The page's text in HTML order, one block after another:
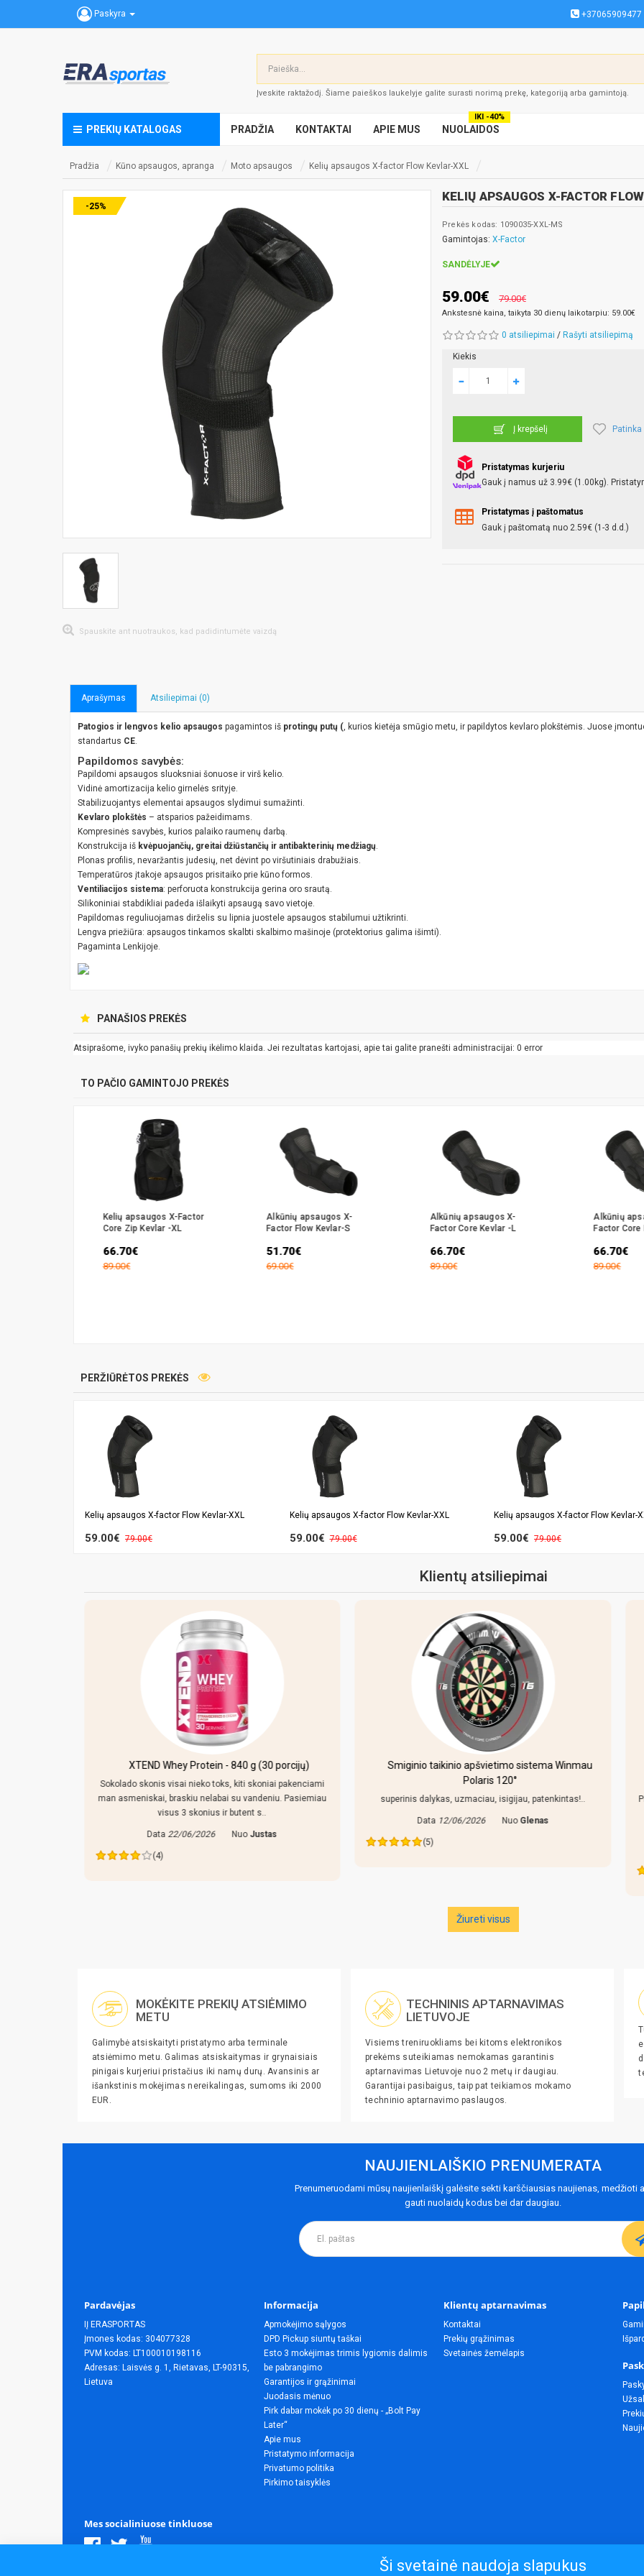
Paskyra +37065909477
Įveskite raktažodį. Šiame paieškos laukelyje galite surasti norimą prekę, kategoriją arba gamintoją.
PREKIŲ KATALOGAS PRADŽIA KONTAKTAI APIE MUS NUOLAIDOS
IKI -40%
Pradžia Kūno apsaugos, apranga Moto apsaugos Kelių apsaugos X-factor Flow Kevlar-XXL
-25%
Spauskite ant nuotraukos, kad padidintumėte vaizdą
KELIŲ APSAUGOS X-FACTOR
Prekės kodas: 1090035-XXL-MS
Gamintojas: X-Factor
SANDĖLYJE
59.00€ 79.00€
Ankstesnė kaina, taikyta 30 dienų laikotarpiu: 59.00€
0 atsiliepimai / Rašyti atsiliepimą
Kiekis
Į krepšelį Patinka
Pristatymas kurjeriu
Gauk į namus už 3.99€ (1.00kg).
Pristatymas į paštomatus
Gauk į paštomatą nuo 2.59€ (1-3 d.d.)
Aprašymas Atsiliepimai (0)
Patogios ir lengvos kelio apsaugos pagamintos iš protingų putų (, kurios kietėja smūgio metu, ir papildytos kevlaro plokštėmis. Juose
standartus CE.
Papildomos savybės:
Papildomi apsaugos sluoksniai šonuose ir virš kelio.
Vidinė amortizacija kelio girnelės srityje.
Stabilizuojantys elementai apsaugos slydimui sumažinti.
Kevlaro plokštės – atsparios pažeidimams.
Kompresinės savybės, kurios palaiko raumenų darbą.
Konstrukcija iš kvėpuojančių, greitai džiūstančių ir antibakterinių medžiagų.
Plonas profilis, nevaržantis judesių, net dėvint po viršutiniais drabužiais.
Temperatūros įtakoje apsaugos prisitaiko prie kūno formos.
Ventiliacijos sistema: perforuota konstrukcija gerina oro srautą.
Silikoniniai stabdikliai padeda išlaikyti apsaugą savo vietoje.
Papildomas reguliuojamas dirželis su lipnia juostele apsaugos stabilumui užtikrinti.
Lengva priežiūra: apsaugos tinkamos skalbti skalbimo mašinoje (protektorius galima išimti).
Pagaminta Lenkijoje.
PANAŠIOS PREKĖS
Atsiprašome, ivyko panašių prekių ikėlimo klaida. Jei rezultatas kartojasi, apie tai galite pranešti administracijai: 0 error
TO PAČIO GAMINTOJO PREKĖS
Kelių apsaugos X-Factor
Core Zip Kevlar -XL
66.70€
89.00€
Alkūnių apsaugos X-
Factor Flow Kevlar-S
51.70€
69.00€
Alkūnių apsaugos X-
Factor Core Kevlar -L
66.70€
89.00€
Alkūnių
Factor Core
66.70€
89.00€
PERŽIŪRĖTOS PREKĖS
Kelių apsaugos X-factor Flow Kevlar-XXL
59.00€ 79.00€
Kelių apsaugos X-factor Flow Kevlar-XXL
59.00€ 79.00€
Kelių apsaugos X-factor Flow Kevlar-
59.00€ 79.00€
Klientų atsiliepimai
XTEND Whey Protein - 840 g (30 porcijų)
Sokolado skonis visai nieko toks, kiti skoniai pakenciami
man asmeniskai, braskiu nelabai su vandeniu. Pasiemiau
visus 3 skonius ir butent s..
Data 22/06/2026 Nuo Justas
(4)
Smiginio taikinio apšvietimo sistema Winmau
Polaris 120°
superinis dalykas, uzmaciau, isigijau, patenkintas!..
Data 12/06/2026 Nuo Glenas
(5)
Žiureti visus
MOKĖKITE PREKIŲ ATSIĖMIMO
METU
Galimybė atsiskaityti pristatymo arba terminale
atsiėmimo metu. Galimas atsiskaitymas ir grynaisiais
pinigais kurjeriui pristačius iki namų durų. Avansinis ar
išankstinis mokėjimas nereikalingas, sumoms iki 2000
EUR.
TECHNINIS APTARNAVIMAS
LIETUVOJE
Visiems treniruokliams bei kitoms elektronikos
prekėms suteikiamas nemokamas garantinis
aptarnavimas Lietuvoje nuo 2 metų ir daugiau.
Garantijai pasibaigus, taip pat teikiamos mokamo
techninio aptarnavimo paslaugos.
NAUJIENLAIŠKIO PRENUMERATA
Prenumeruodami mūsų naujienlaiškį galėsite sekti karščiausias naujienas, medžioti
gauti nuolaidų kodus bei dar daugiau.
Pardavėjas
IĮ ERASPORTAS
Įmones kodas: 304077328
PVM kodas: LT100010198116
Adresas: Laisvės g. 1, Rietavas, LT-90315,
Lietuva
Informacija
Apmokėjimo sąlygos
DPD Pickup siuntų taškai
Esto 3 mokėjimas trimis lygiomis dalimis
be pabrangimo
Garantijos ir grąžinimai
Juodasis mėnuo
Pirk dabar mokėk po 30 dienų - „Bolt Pay
Later“
Apie mus
Pristatymo informacija
Privatumo politika
Pirkimo taisyklės
Klientų aptarnavimas
Kontaktai
Prekių grąžinimas
Svetainės žemėlapis
Mes socialiniuose tinkluose
Ši svetainė naudoja slapukus